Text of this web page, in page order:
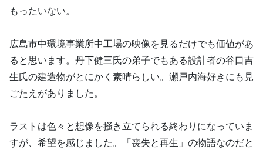
もったいない。
広島市中環境事業所中工場の映像を見るだけでも価値があ
ると思います。丹下健三氏の弟子でもある設計者の谷口吉
生氏の建造物がとにかく素晴らしい。瀬戸内海好きにも見
ごたえがありました。
ラストは色々と想像を掻き立てられる終わりになっていま
すが、希望を感じました。「喪失と再生」の物語なのだと